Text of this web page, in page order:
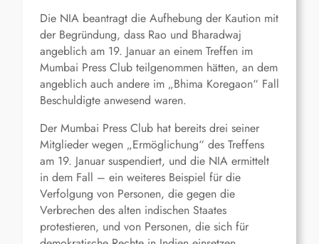
Die NIA beantragt die Aufhebung der Kaution mit
der Begründung, dass Rao und Bharadwaj
angeblich am 19. Januar an einem Treffen im
Mumbai Press Club teilgenommen hätten, an dem
angeblich auch andere im „Bhima Koregaon“ Fall
Beschuldigte anwesend waren.
Der Mumbai Press Club hat bereits drei seiner
Mitglieder wegen „Ermöglichung“ des Treffens
am 19. Januar suspendiert, und die NIA ermittelt
in dem Fall – ein weiteres Beispiel für die
Verfolgung von Personen, die gegen die
Verbrechen des alten indischen Staates
protestieren, und von Personen, die sich für